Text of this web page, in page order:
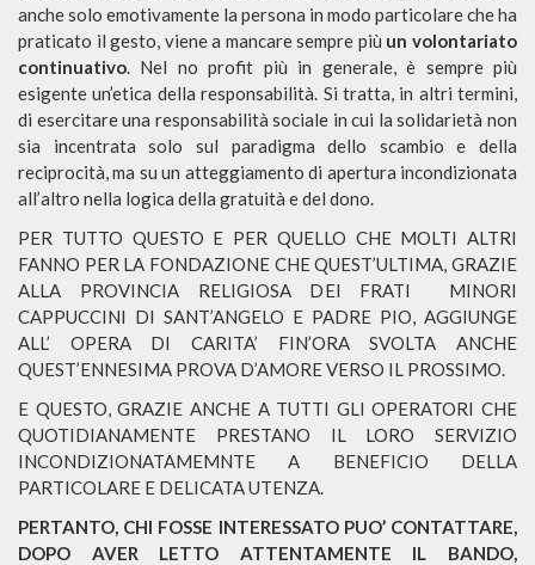
anche solo emotivamente la persona in modo particolare che ha
praticato il gesto, viene a mancare sempre più un volontariato
continuativo. Nel no profit più in generale, è sempre più
esigente un’etica della responsabilità. Si tratta, in altri termini,
di esercitare una responsabilità sociale in cui la solidarietà non
sia incentrata solo sul paradigma dello scambio e della
reciprocità, ma su un atteggiamento di apertura incondizionata
all’altro nella logica della gratuità e del dono.
PER TUTTO QUESTO E PER QUELLO CHE MOLTI ALTRI
FANNO PER LA FONDAZIONE CHE QUEST’ULTIMA, GRAZIE
ALLA PROVINCIA RELIGIOSA DEI FRATI MINORI
CAPPUCCINI DI SANT’ANGELO E PADRE PIO, AGGIUNGE
ALL’ OPERA DI CARITA’ FIN’ORA SVOLTA ANCHE
QUEST’ENNESIMA PROVA D’AMORE VERSO IL PROSSIMO.
E QUESTO, GRAZIE ANCHE A TUTTI GLI OPERATORI CHE
QUOTIDIANAMENTE PRESTANO IL LORO SERVIZIO
INCONDIZIONATAMEMNTE A BENEFICIO DELLA
PARTICOLARE E DELICATA UTENZA.
PERTANTO, CHI FOSSE INTERESSATO PUO’ CONTATTARE,
DOPO AVER LETTO ATTENTAMENTE IL BANDO,